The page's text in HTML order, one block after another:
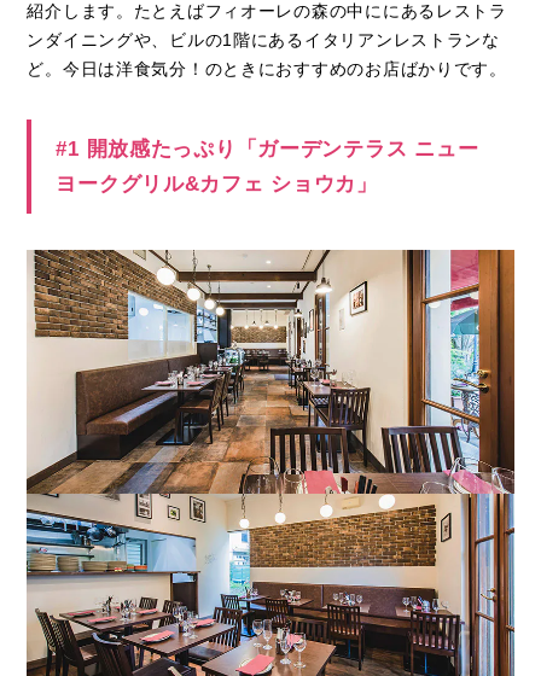
紹介します。たとえばフィオーレの森の中ににあるレストラ
ンダイニングや、ビルの1階にあるイタリアンレストランな
ど。今日は洋食気分！のときにおすすめのお店ばかりです。
#1 開放感たっぷり「ガーデンテラス ニュー
ヨークグリル&カフェ ショウカ」